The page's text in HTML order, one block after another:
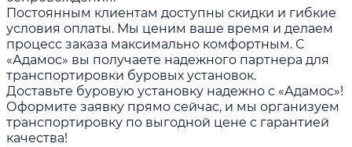
Постоянным клиентам доступны скидки и гибкие
условия оплаты. Мы ценим ваше время и делаем
процесс заказа максимально комфортным. С
«Адамос» вы получаете надежного партнера для
транспортировки буровых установок.
Доставьте буровую установку надежно с «Адамос»!
Оформите заявку прямо сейчас, и мы организуем
транспортировку по выгодной цене с гарантией
качества!